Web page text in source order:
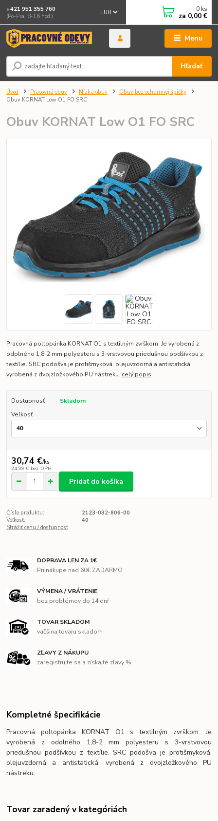
Menu
EUR
Hľadať
+421 951 355 760
(Po-Pia, 8-16 hod.)
0 ks
za 0,00 €
Úvod Pracovná obuv Nízka obuv
Obuv bez ocharnnej špičky
Obuv KORNAT Low O1 FO SRC
Obuv KORNAT Low O1 FO SRC
Pracovná poltopánka KORNAT O1 s textilným zvrškom. Je vyrobená z
odolného 1,8-2 mm polyesteru s 3-vrstvovou priedušnou podšívkou z
textílie. SRC podošva je protišmyková, olejuvzdorná a antistatická,
vyrobená z dvojzložkového PU nástreku. celý popis
Dostupnosť
Skladom
Veľkosť
30,74 €/ks
24,99 € bez DPH
Pridať do košíka
Číslo produktu:
2123-032-806-00
Veľkosť:
40
Strážiť cenu / dostupnosť
DOPRAVA LEN ZA 1€
Pri nákupe nad 60€ ZADARMO
VÝMENA / VRÁTENIE
bez problémov do 14 dní
TOVAR SKLADOM
väčšina tovaru skladom
ZĽAVY Z NÁKUPU
zaregistrujte sa a získajte zľavy %
Kompletné špecifikácie
Pracovná poltopánka KORNAT O1 s textilným zvrškom. Je
vyrobená z odolného 1,8-2 mm polyesteru s 3-vrstvovou
priedušnou podšívkou z textílie. SRC podošva je protišmyková,
olejuvzdorná a antistatická, vyrobená z dvojzložkového PU
nástreku.
Tovar zaradený v kategóriách